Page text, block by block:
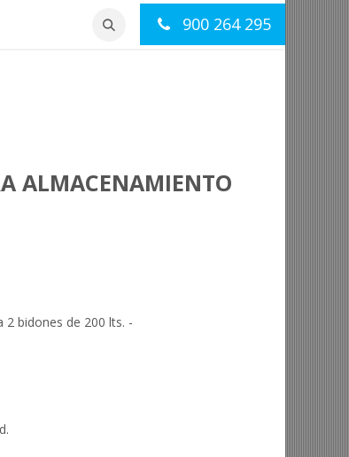
900 264 295
ALMACENAMIENTO
bidones de 200 lts. -